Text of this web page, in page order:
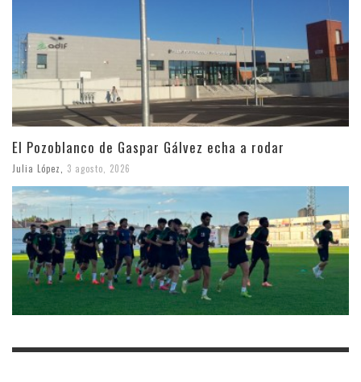
El Pozoblanco de Gaspar Gálvez echa a rodar
Julia López 3 agosto, 2026